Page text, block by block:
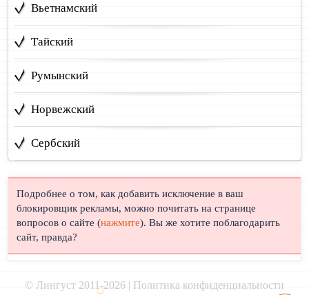
Вьетнамский
Тайский
Румынский
Норвежский
Сербский
Подробнее о том, как добавить исключение в ваш
блокировщик рекламы, можно почитать на странице
вопросов о сайте (нажмите). Вы же хотите поблагодарить
сайт, правда?
© Лингуст 2011-2026 | Политика конфиденциальности